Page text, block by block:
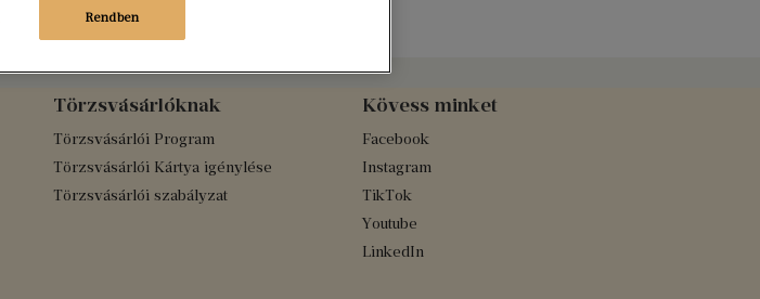
Törzsvásárlóknak
Törzsvásárlói Program
Törzsvásárlói Kártya igénylése
Törzsvásárlói szabályzat
Kövess minket
Facebook
Instagram
TikTok
Youtube
LinkedIn
Rendben